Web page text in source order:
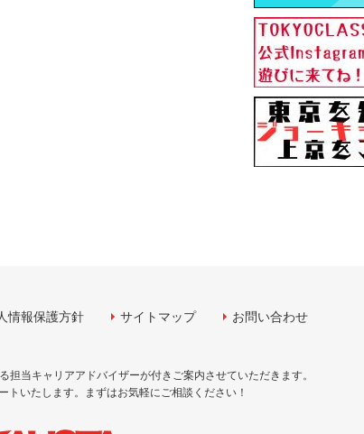
情報保護方針 サイトマップ お問い合わせ
当キャリアアドバイザーが付きご案内させていただきます。
トいたします。まずはお気軽にご相談ください！